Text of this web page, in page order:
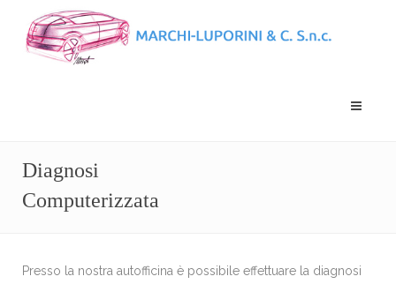
Diagnosi
Computerizzata
Presso la nostra autofficina è possibile effettuare la diagnosi